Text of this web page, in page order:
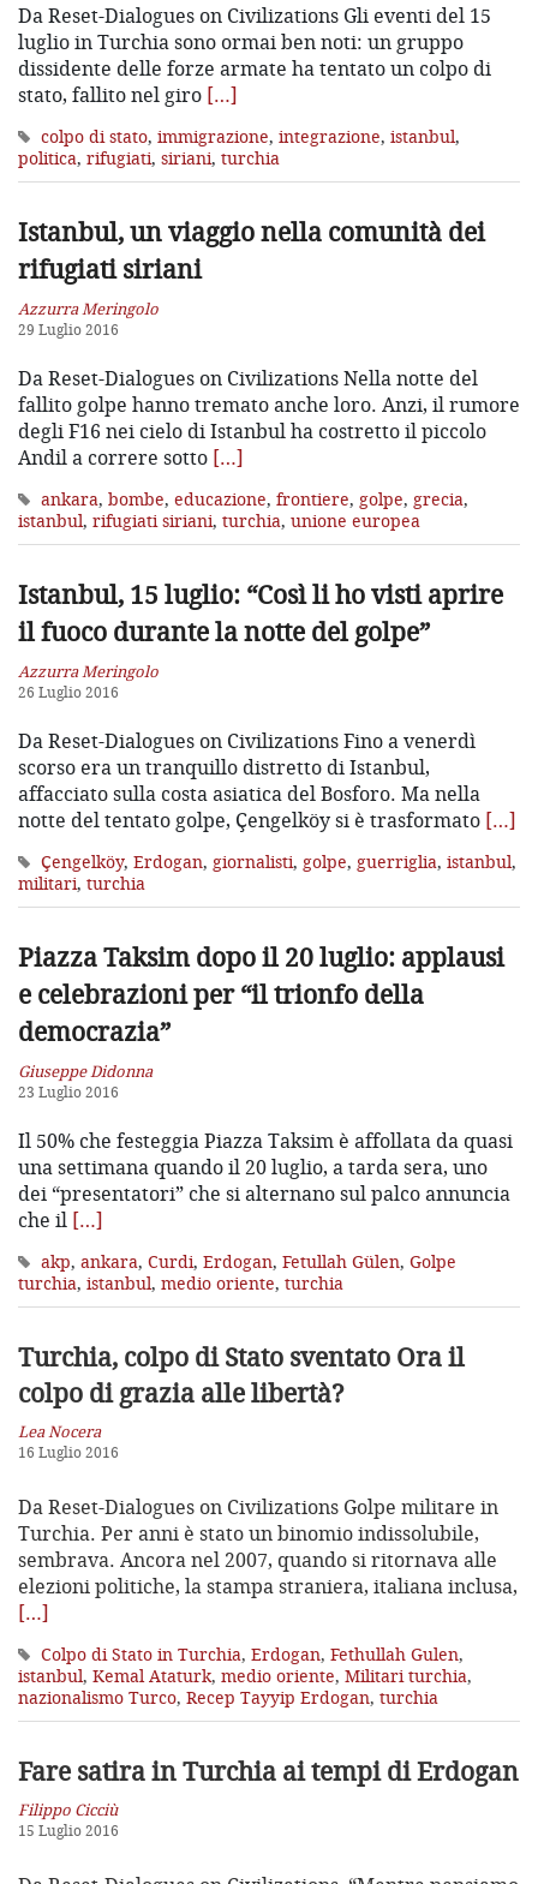
Da Reset-Dialogues on Civilizations Gli eventi del 15
luglio in Turchia sono ormai ben noti: un gruppo
dissidente delle forze armate ha tentato un colpo di
stato, fallito nel giro […]
colpo di stato, immigrazione, integrazione, istanbul,
politica, rifugiati, siriani, turchia
Istanbul, un viaggio nella comunità dei
rifugiati siriani
Azzurra Meringolo
29 Luglio 2016
Da Reset-Dialogues on Civilizations Nella notte del
fallito golpe hanno tremato anche loro. Anzi, il rumore
degli F16 nei cielo di Istanbul ha costretto il piccolo
Andil a correre sotto […]
ankara, bombe, educazione, frontiere, golpe, grecia,
istanbul, rifugiati siriani, turchia, unione europea
Istanbul, 15 luglio: “Così li ho visti aprire
il fuoco durante la notte del golpe”
Azzurra Meringolo
26 Luglio 2016
Da Reset-Dialogues on Civilizations Fino a venerdì
scorso era un tranquillo distretto di Istanbul,
affacciato sulla costa asiatica del Bosforo. Ma nella
notte del tentato golpe, Çengelköy si è trasformato […]
Çengelköy, Erdogan, giornalisti, golpe, guerriglia, istanbul,
militari, turchia
Piazza Taksim dopo il 20 luglio: applausi
e celebrazioni per “il trionfo della
democrazia”
Giuseppe Didonna
23 Luglio 2016
Il 50% che festeggia Piazza Taksim è affollata da quasi
una settimana quando il 20 luglio, a tarda sera, uno
dei “presentatori” che si alternano sul palco annuncia
che il […]
akp, ankara, Curdi, Erdogan, Fetullah Gülen, Golpe
turchia, istanbul, medio oriente, turchia
Turchia, colpo di Stato sventato Ora il
colpo di grazia alle libertà?
Lea Nocera
16 Luglio 2016
Da Reset-Dialogues on Civilizations Golpe militare in
Turchia. Per anni è stato un binomio indissolubile,
sembrava. Ancora nel 2007, quando si ritornava alle
elezioni politiche, la stampa straniera, italiana inclusa,
[…]
Colpo di Stato in Turchia, Erdogan, Fethullah Gulen,
istanbul, Kemal Ataturk, medio oriente, Militari turchia,
nazionalismo Turco, Recep Tayyip Erdogan, turchia
Fare satira in Turchia ai tempi di Erdogan
Filippo Cicciù
15 Luglio 2016